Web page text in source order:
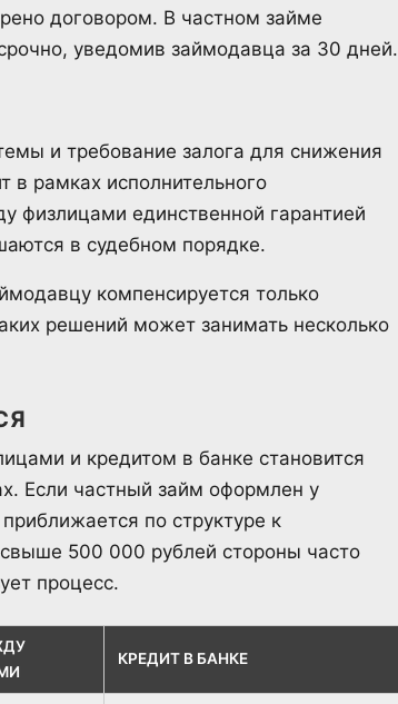
договором. В частном займе
уведомив займодавца за 30 дней.
и требование залога для снижения
в рамках исполнительного
физлицами единственной гарантией
в судебном порядке.
компенсируется только
решений может занимать несколько
и кредитом в банке становится
Если частный займ оформлен у
по структуре к
500 000 рублей стороны часто
процесс.
КРЕДИТ В БАНКЕ